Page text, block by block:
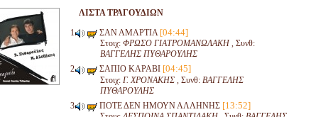
ΛΙΣΤΑ ΤΡΑΓΟΥΔΙΩΝ
ΣΑΝ ΑΜΑΡΤΙΑ [04:44]
Στοιχ: ΦΡΩΣΟ ΓΙΑΤΡΟΜΑΝΩΛΑΚΗ, Συνθ:
ΒΑΓΓΕΛΗΣ ΠΥΘΑΡΟΥΛΗΣ
ΣΑΠΙΟ ΚΑΡΑΒΙ [04:45]
Στοιχ: Γ. ΧΡΟΝΑΚΗΣ, Συνθ: ΒΑΓΓΕΛΗΣ
ΠΥΘΑΡΟΥΛΗΣ
ΠΟΤΕ ΔΕΝ ΗΜΟΥΝ ΑΛΛΗΝΗΣ [13:52]